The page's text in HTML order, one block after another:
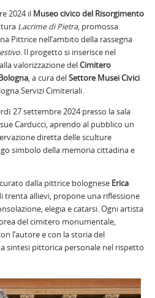
2024 il Museo civico del Risorgimento
Lacrime di Pietra, promossa
Pittrice nell’ambito della rassegna
. Il progetto si inserisce nel
valorizzazione delCimitero
, a cura delSettore Musei Civici
Servizi Cimiteriali.
27 settembre 2024 presso la sala
Carducci, aprendo al pubblico un
diretta delle sculture
simbolo della memoria cittadina e
dalla pittrice bolognese Erica
trenta allievi, propone una riflessione
elegia e catarsi. Ogni artista
del cimitero monumentale,
l’autore e con la storia del
sintesi pittorica personale nel rispetto